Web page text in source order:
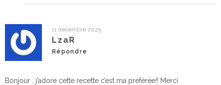
11 décembre 2025
LzaR
Répondre
Bonjour , j’adore cette recette c’est ma préférée!! Merci